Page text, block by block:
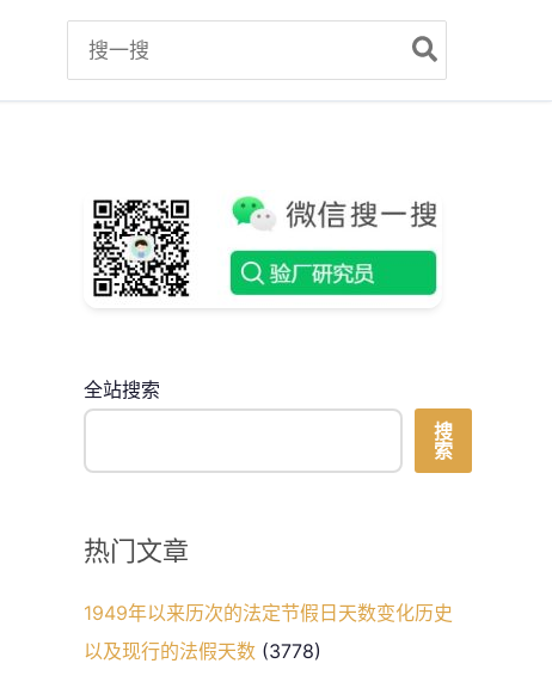
for:
全站搜索
搜
索
热门文章
1949年以来历次的法定节假日天数变化历史
以及现行的法假天数 (3778)